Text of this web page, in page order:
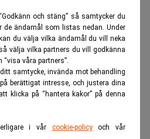
och stäng” så samtycker du
de ändamål som listas nedan. Under
du välja vilka ändamål du vill neka
välja vilka partners du vill godkänna
“visa våra partners”.
samtycke, invända mot behandling
berättigat intresse, och justera dina
klicka på “hantera kakor” på denna
i vår cookie-policyoch vår
Sweden vid Stockholms
slår rekord – tjänade miljarder
vid vite om tio miljoner
använda ordet ”Bankomat”
engelska termer som ATM och
skrev Dagens